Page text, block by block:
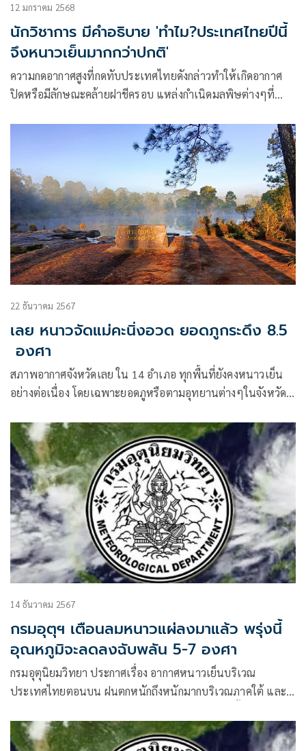
12 มกราคม 2568
นักวิชาการ มีคำอธิบาย 'ทำไม?ประเทศไทยปีนี้
จึงหนาวเย็นมากกว่าปกติ'
ความกดอากาศสูงที่กดทับประเทศไทยดังกล่าวทำให้เกิดอากาศ
ปิดหรือมีลักษณะคล้ายฝาชีครอบ แหล่งกำเนิดมลพิษต่างๆที่
22 ธันวาคม 2567
เลย หนาวจัดแม่คะนิ่งอวด ยอดภูกระดึง 8.5
องศา
สภาพอากาศจังหวัดเลย ใน 14 อำเภอ ทุกพื้นที่ยังคงหนาวเย็น
อย่างต่อเนื่อง โดยเฉพาะยอดภูหรือตามอุทยานต่างๆในจังหวัด
14 ธันวาคม 2567
กรมอุตุฯ เตือนลมหนาวแผ่ลงมาแล้ว พรุ่งนี้
อุณหภูมิจะลดลงฉับพลัน 5-7 องศา
กรมอุตุนิยมวิทยา ประกาศเรื่อง อากาศหนาวเย็นบริเวณ
ประเทศไทยตอนบน ฝนตกหนักถึงหนักมากบริเวณภาคใต้ และ
14-16 ธันวาคม 2567)